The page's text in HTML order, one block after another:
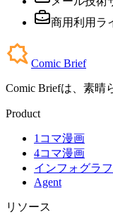
商用利用ラ
Comic Brief
Comic Briefは、素晴
Product
1コマ漫画
4コマ漫画
インフォグラ
Agent
リソース